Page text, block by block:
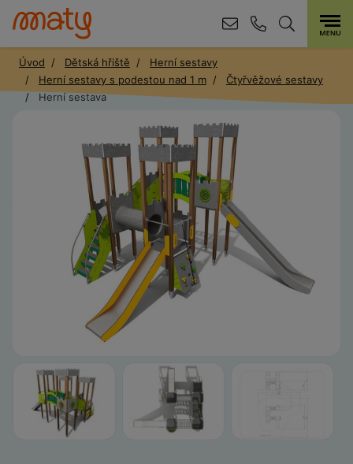
Úvod Dětská hřiště
Herní sestavy
Herní sestavy s podestou nad 1 m
Čtyřvěžové sestavy
Herní sestava